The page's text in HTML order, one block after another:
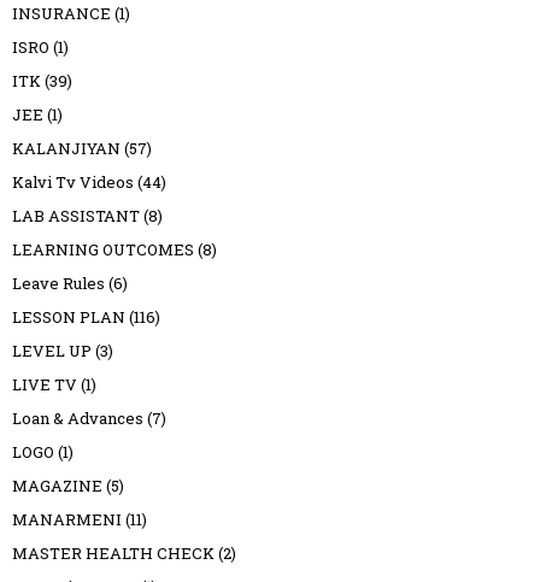
INSURANCE (1)
ISRO (1)
ITK(39)
JEE (1)
KALANJIYAN (57)
Kalvi Tv Videos (44)
LAB ASSISTANT(8)
LEARNING OUTCOMES (8)
Leave Rules (6)
LESSON PLAN (116)
LEVEL UP (3)
LIVE TV(1)
Loan & Advances (7)
LOGO (1)
MAGAZINE (5)
MANARMENI (11)
MASTER HEALTH CHECK(2)